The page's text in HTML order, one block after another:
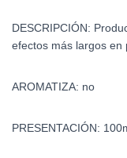
DESCRIPCIÓN:
efectos más largos en
AROMATIZA: no
PRESENTACIÓN: